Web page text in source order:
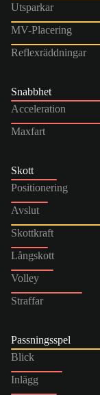
Utsparkar
MV-Placering
Reflexräddningar
Snabbhet
Acceleration
Maxfart
Skott
Positionering
Avslut
Skottkraft
Långskott
Volley
Straffar
Passningsspel
Blick
Inlägg